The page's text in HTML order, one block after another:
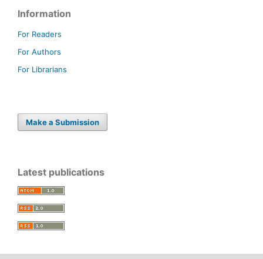
Information
For Readers
For Authors
For Librarians
Make a Submission
Latest publications